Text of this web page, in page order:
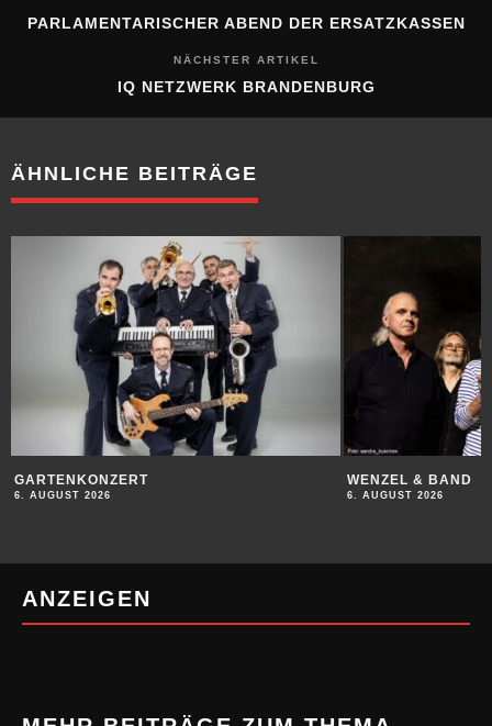
PARLAMENTARISCHER ABEND DER ERSATZKASSEN
NÄCHSTER ARTIKEL
IQ NETZWERK BRANDENBURG
ÄHNLICHE BEITRÄGE
GARTENKONZERT
6. AUGUST 2026
WENZEL & BAND
6. AUGUST 2026
ANZEIGEN